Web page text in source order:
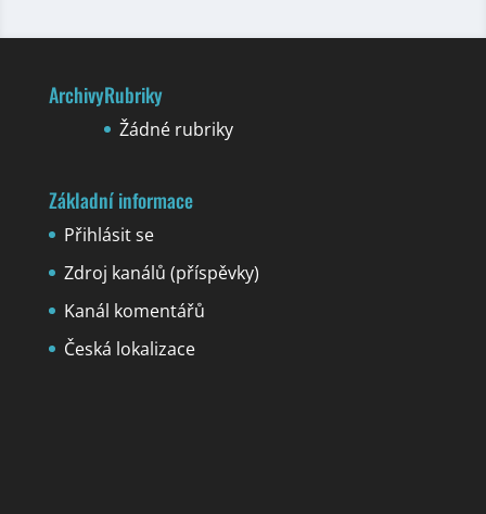
ArchivyRubriky
Žádné rubriky
Základní informace
Přihlásit se
Zdroj kanálů (příspěvky)
Kanál komentářů
Česká lokalizace